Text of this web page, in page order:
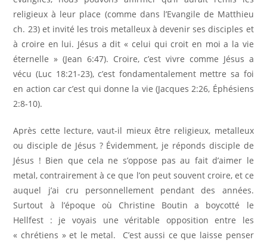
religieux à leur place (comme dans l’Evangile de Matthieu
ch. 23) et invité les trois metalleux à devenir ses disciples et
à croire en lui. Jésus a dit « celui qui croit en moi a la vie
éternelle » (Jean 6:47). Croire, c’est vivre comme Jésus a
vécu (Luc 18:21-23), c’est fondamentalement mettre sa foi
en action car c’est qui donne la vie (Jacques 2:26, Éphésiens
2:8-10).
Après cette lecture, vaut-il mieux être religieux, metalleux
ou disciple de Jésus ? Évidemment, je réponds disciple de
Jésus ! Bien que cela ne s’oppose pas au fait d’aimer le
metal, contrairement à ce que l’on peut souvent croire, et ce
auquel j’ai cru personnellement pendant des années.
Surtout à l’époque où Christine Boutin a boycotté le
Hellfest : je voyais une véritable opposition entre les
« chrétiens » et le metal. C’est aussi ce que laisse penser